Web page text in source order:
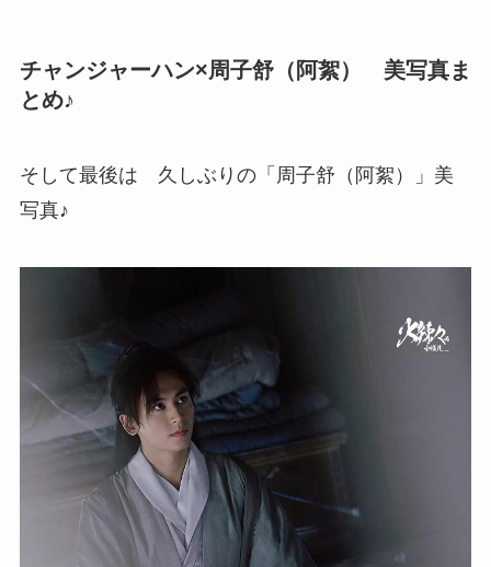
チャンジャーハン×周子舒（阿絮） 美写真ま
とめ♪
そして最後は 久しぶりの「周子舒（阿絮）」美
写真♪